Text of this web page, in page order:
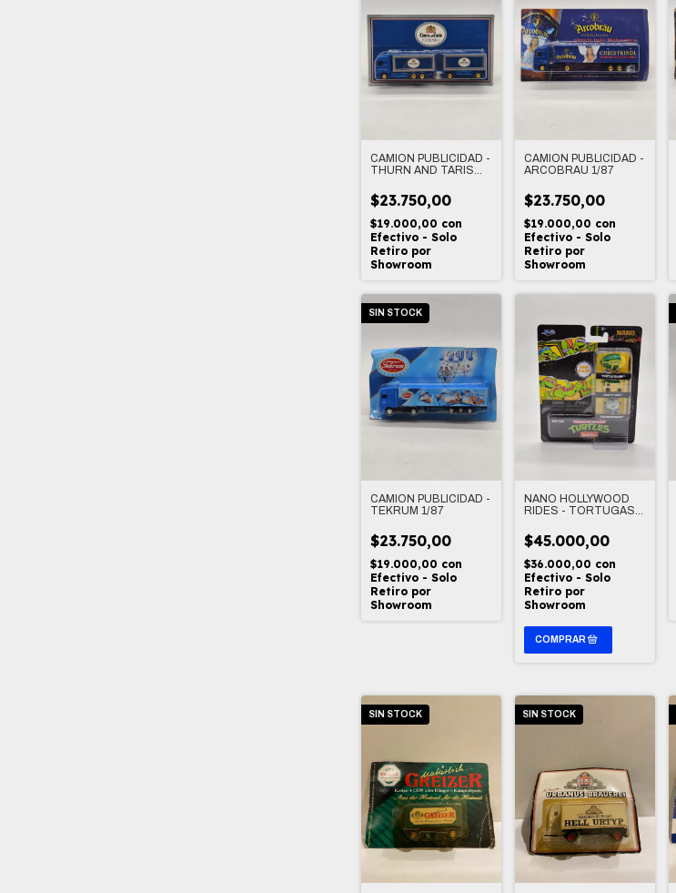
CAMION PUBLICIDAD -
THURN AND TARIS
$23.750,00
$19.000,00 con
Efectivo - Solo
Retiro por
Showroom
CAMION PUBLICIDAD -
ARCOBRAU 1/87
$23.750,00
$19.000,00 con
Efectivo - Solo
Retiro por
Showroom
SIN STOCK
CAMION PUBLICIDAD -
TEKRUM 1/87
$23.750,00
$19.000,00 con
Efectivo - Solo
Retiro por
Showroom
NANO HOLLYWOOD
RIDES - TORTUGAS
$45.000,00
$36.000,00 con
Efectivo - Solo
Retiro por
Showroom
SIN STOCK SIN STOCK